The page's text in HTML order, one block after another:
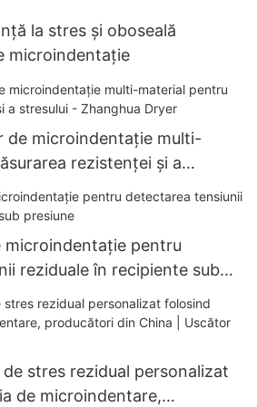
la stres și oboseală
microindentație
de microindentație multi-
rezistenței și a
Dryer
pentru
reziduale în recipiente sub
stres rezidual personalizat
de microindentare,